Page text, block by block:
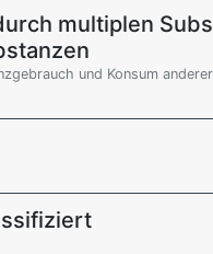
multiplen
und Konsum